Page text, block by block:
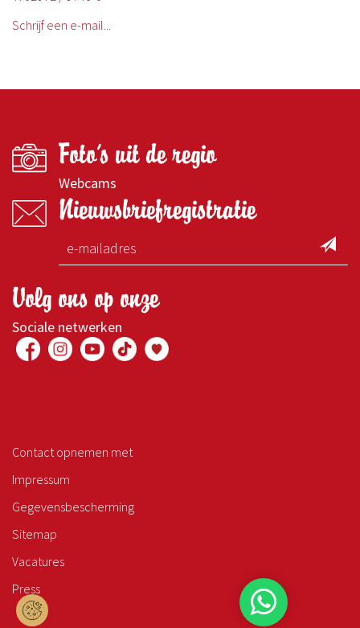
Schrijf een e-mail...
Foto's uit de regio
Webcams
Nieuwsbriefregistratie
Volg ons op onze
Sociale netwerken
Contact opnemen met
Impressum
Gegevensbescherming
Sitemap
Vacatures
Press